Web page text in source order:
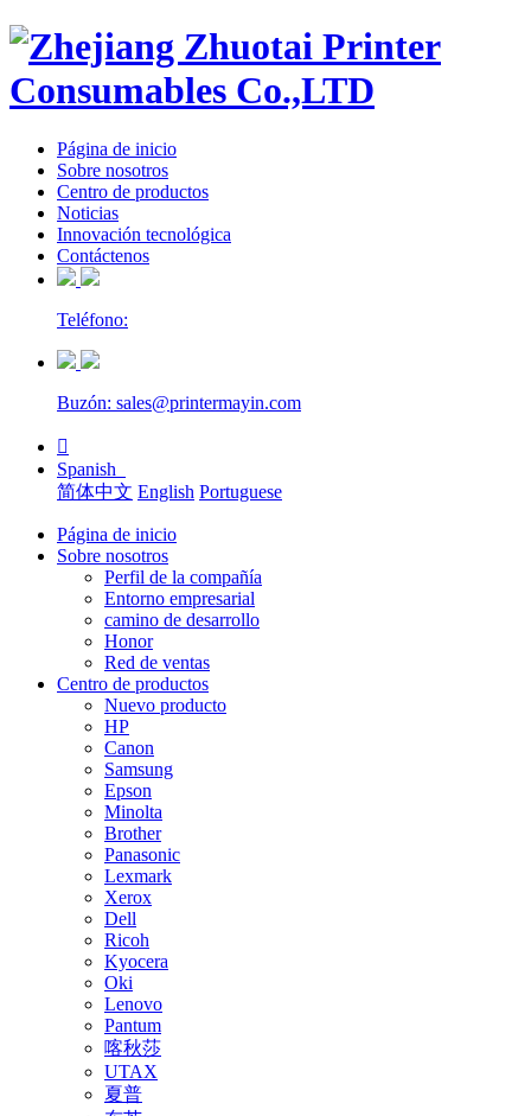
Página de inicio
Sobre nosotros
Centro de productos
Noticias
Innovación tecnológica
Contáctenos
Teléfono:
Buzón: sales@printermayin.com

Spanish
简体中文 English Portuguese
Página de inicio
Sobre nosotros
Perfil de la compañía
Entorno empresarial
camino de desarrollo
Honor
Red de ventas
Centro de productos
Nuevo producto
HP
Canon
Samsung
Epson
Minolta
Brother
Panasonic
Lexmark
Xerox
Dell
Ricoh
Kyocera
Oki
Lenovo
Pantum
喀秋莎
UTAX
夏普